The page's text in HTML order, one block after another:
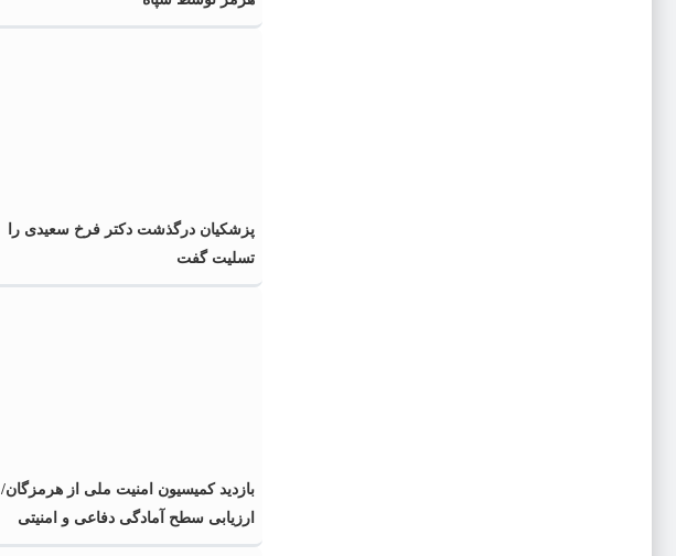
پزشکیان درگذشت دکتر فرخ سعیدی را
تسلیت گفت
بازدید کمیسیون امنیت ملی از هرمزگان/
ارزیابی سطح آمادگی دفاعی و امنیتی